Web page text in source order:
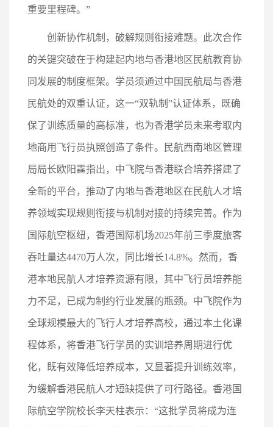
重要里程碑。”
创新协作机制，破解规则衔接难题。此次合作
的关键突破在于构建起内地与香港地区民航教育协
同发展的制度框架。学员须通过中国民航局与香港
民航处的双重认证，这一“双轨制”认证体系，既确
保了训练质量的高标准，也为香港学员未来考取内
地商用飞行员执照创造了条件。民航西南地区管理
局局长欧阳霆指出，中飞院与香港联合培养搭建了
全新的平台，推动了内地与香港地区在民航人才培
养领域实现规则衔接与机制对接的持续完善。作为
国际航空枢纽，香港国际机场2025年前三季度旅客
吞吐量达4470万人次，同比增长14.8%。然而，香
港本地民航人才培养资源有限，其中飞行员培养能
力不足，已成为制约行业发展的瓶颈。中飞院作为
全球规模最大的飞行人才培养高校，通过本土化课
程体系，将香港飞行学员的实训培养周期进行优
化，既有效降低培养成本，又显著提升训练效率，
为缓解香港民航人才短缺提供了可行路径。香港国
际航空学院校长李天柱表示：“这批学员将成为连